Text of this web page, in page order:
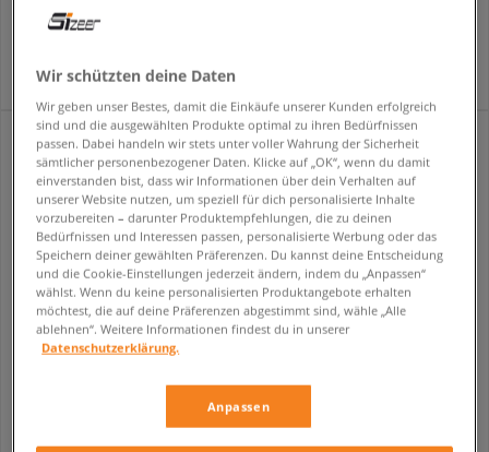
36,99 €
herren
69,99 €
Wir schützten deine Daten
Wir geben unser Bestes, damit die Einkäufe unserer Kunden erfolgreich
sind und die ausgewählten Produkte optimal zu ihren Bedürfnissen
passen. Dabei handeln wir stets unter voller Wahrung der Sicherheit
sämtlicher personenbezogener Daten. Klicke auf „OK“, wenn du damit
einverstanden bist, dass wir Informationen über dein Verhalten auf
unserer Website nutzen, um speziell für dich personalisierte Inhalte
vorzubereiten – darunter Produktempfehlungen, die zu deinen
Bedürfnissen und Interessen passen, personalisierte Werbung oder das
Speichern deiner gewählten Präferenzen. Du kannst deine Entscheidung
und die Cookie-Einstellungen jederzeit ändern, indem du „Anpassen“
wählst. Wenn du keine personalisierten Produktangebote erhalten
möchtest, die auf deine Präferenzen abgestimmt sind, wähle „Alle
ablehnen“. Weitere Informationen findest du in unserer
Datenschutzerklärung.
Anpassen